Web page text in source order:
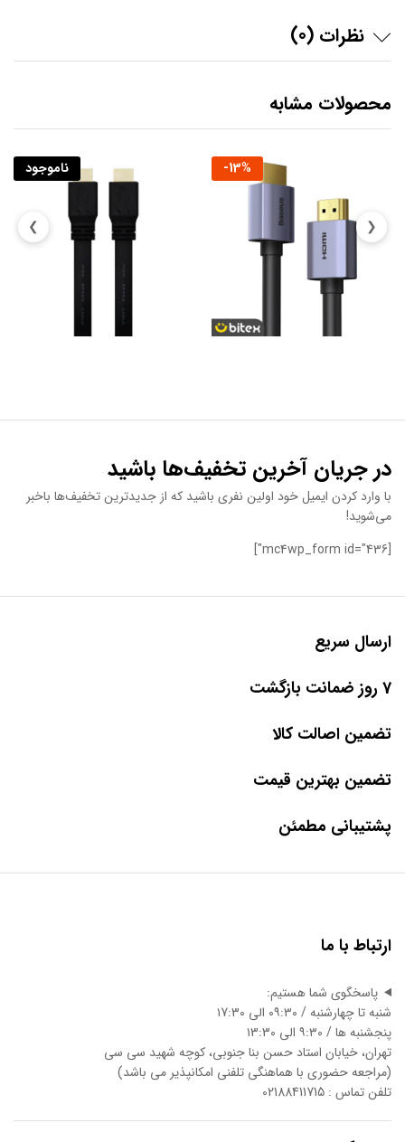
نظرات (0)
محصولات مشابه
-13% ناموجود
❯ ❮
در جریان آخرین تخفیف‌ها باشید
با وارد کردن ایمیل خود اولین نفری باشید که از جدیدترین تخفیف‌ها باخبر
می‌شوید!
[mc4wp_form id="436"]
ارسال سریع
7 روز ضمانت بازگشت
تضمین اصالت کالا
تضمین بهترین قیمت
پشتیبانی مطمئن
ارتباط با ما
پاسخگوی شما هستیم:
شنبه تا چهارشنبه / ۰۹:۳۰ الی ۱7:3۰
پنجشنبه ها / ۹:۳۰ الی ۱3:3۰
تهران، خیابان استاد حسن بنا جنوبی، کوچه شهید سی سی
(مراجعه حضوری با هماهنگی تلفنی امکانپذیر می باشد)
تلفن تماس : 02188411715